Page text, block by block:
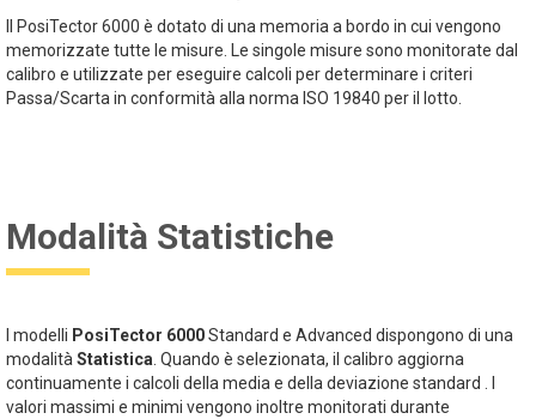
Il PosiTector 6000 è dotato di una memoria a bordo in cui vengono
memorizzate tutte le misure. Le singole misure sono monitorate dal
calibro e utilizzate per eseguire calcoli per determinare i criteri
Passa/Scarta in conformità alla norma ISO 19840 per il lotto.
Modalità Statistiche
I modelli PosiTector 6000Standard e Advanced dispongono di una
modalitàStatistica. Quando è selezionata, il calibro aggiorna
continuamente i calcoli della media e della deviazione standard . I
valori massimi e minimi vengono inoltre monitorati durante